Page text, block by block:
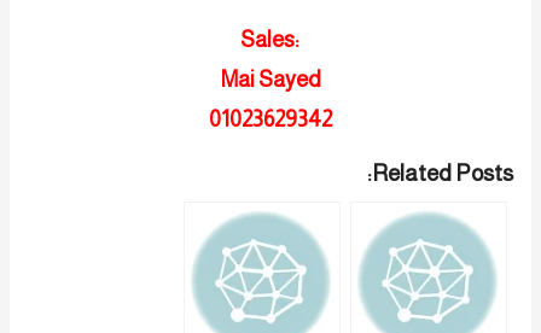
Sales:
Mai Sayed
01023629342
Related Posts: